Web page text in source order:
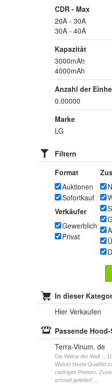
CDR - Max
20A - 30A
30A - 40A
Kapazität
3000mAh
4000mAh
Anzahl der
0.00000
Marke
LG
Filtern
Format
Auktionen
Sofortkauf
Verkäufer
Gewerblich
Privat
In dieser
Hier Verkaufen
Passende
Terra-Vinum. de
Die Weine der Welt ...
Weine! Beste Qualität
niedrigen Preisen.
schnell geliefert. ...